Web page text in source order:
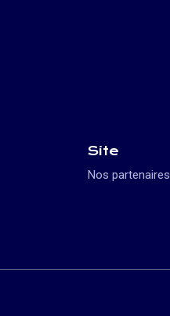
Site
Nos partenaires